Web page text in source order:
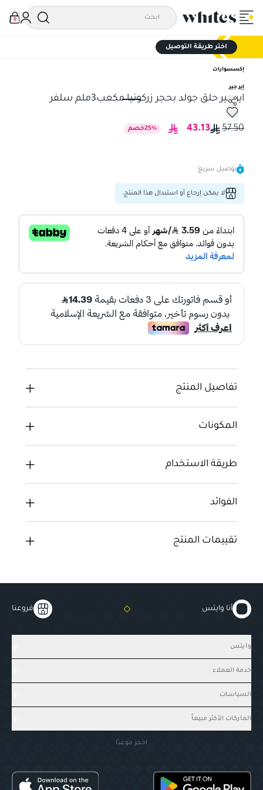
0
اختر طريقة التوصيل
إكسسوارات
إير جير
اير جير حلق جولد بحجر زركونيا مكعب3ملم سلفر
اير جير حلق جولد بحجر زركونيا مكعب3ملم سلفر
57.50
43.13
25% خصم
توصيل سريع
لا يمكن إرجاع أو استبدال هذا المنتج.
تفاصيل المنتج
المكونات
طريقة الاستخدام
الفوائد
تقييمات المنتج
أنا وايتس فروعنا
وايتس
خدمة العملاء
السياسات
الماركات الأكثر مبيعاً
احجز موعدًا